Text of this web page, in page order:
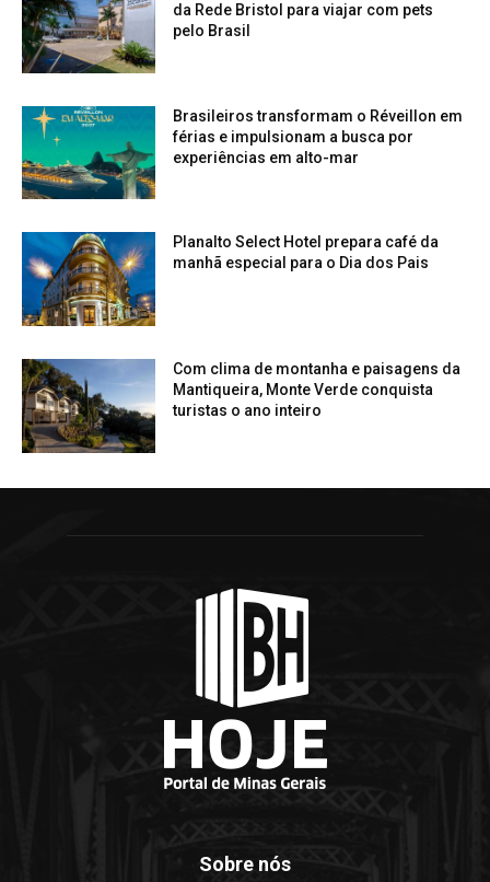
da Rede Bristol para viajar com pets
pelo Brasil
Brasileiros transformam o Réveillon em
férias e impulsionam a busca por
experiências em alto-mar
Planalto Select Hotel prepara café da
manhã especial para o Dia dos Pais
Com clima de montanha e paisagens da
Mantiqueira, Monte Verde conquista
turistas o ano inteiro
Sobre nós